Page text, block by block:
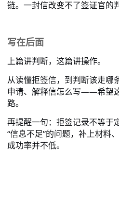
链。一封信改变不了签证官的
写在后面
上篇讲判断，这篇讲操作。
从读懂拒签信，到判断该走哪
申请、解释信怎么写——希望
路。
再提醒一句：拒签记录不等于
“信息不足”的问题，补上材料
成功率并不低。